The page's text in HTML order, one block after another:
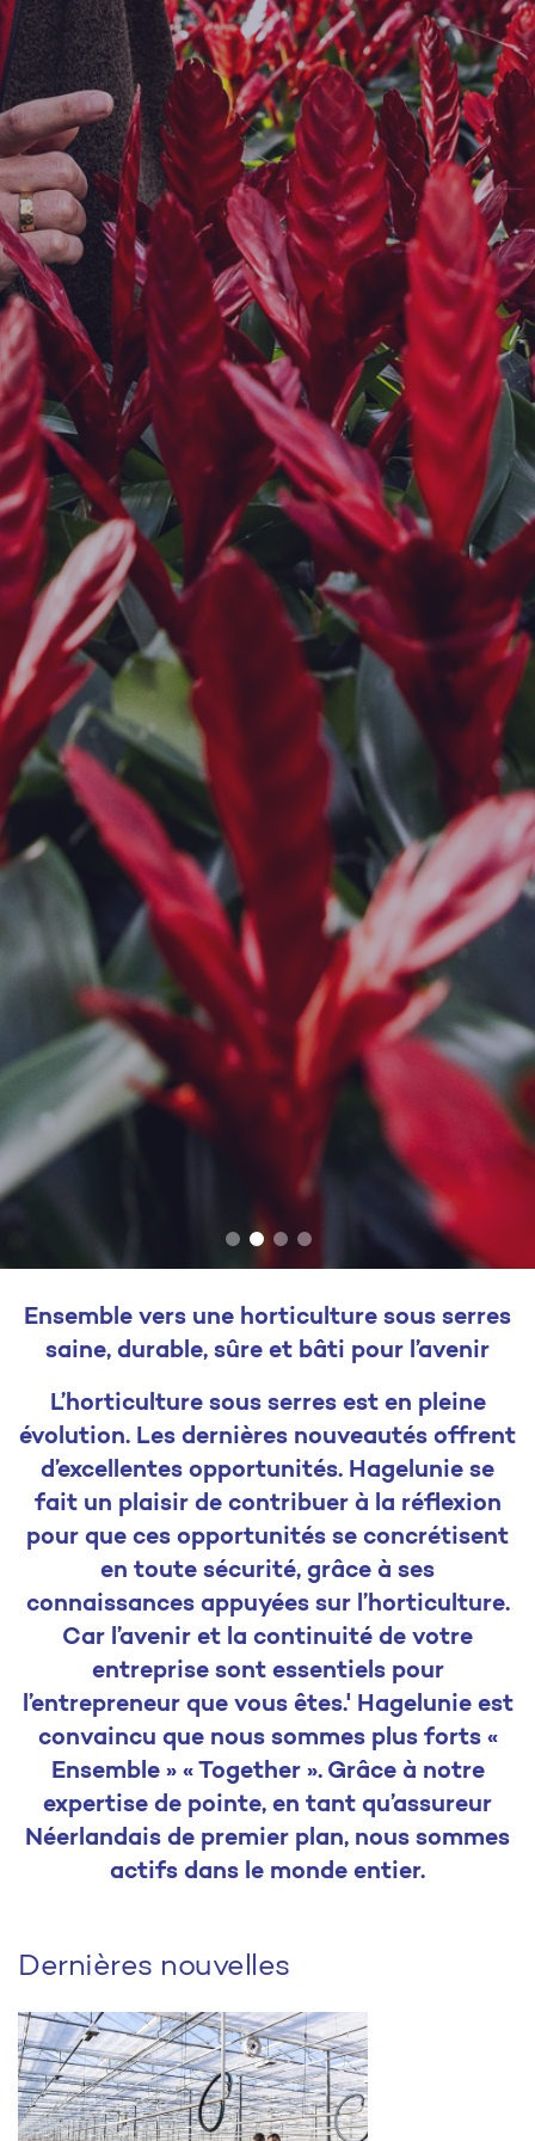
Ensemble vers une horticulture sous serres
saine, durable, sûre et bâti pour l’avenir
L’horticulture sous serres est en pleine
évolution. Les dernières nouveautés offrent
d’excellentes opportunités. Hagelunie se
fait un plaisir de contribuer à la réflexion
pour que ces opportunités se concrétisent
en toute sécurité, grâce à ses
connaissances appuyées sur l’horticulture.
Car l’avenir et la continuité de votre
entreprise sont essentiels pour
l’entrepreneur que vous êtes.' Hagelunie est
convaincu que nous sommes plus forts «
Ensemble » « Together ». Grâce à notre
expertise de pointe, en tant qu’assureur
Néerlandais de premier plan, nous sommes
actifs dans le monde entier.
Dernières nouvelles